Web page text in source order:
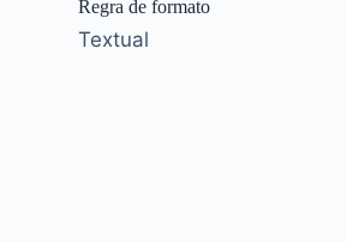
Regra de formato
Textual